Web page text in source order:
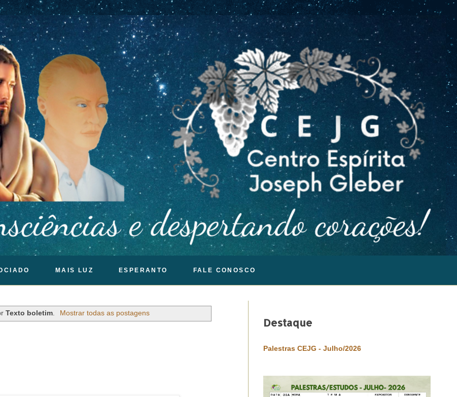
MAIS LUZ ESPERANTO FALE CONOSCO
Texto boletim Mostrar todas as postagens
Destaque
Palestras CEJG - Julho/2026